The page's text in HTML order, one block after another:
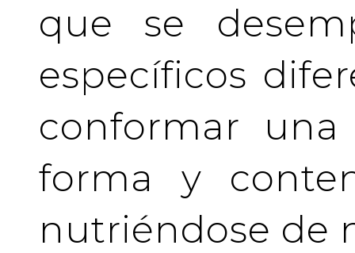
que se
específicos
conformar
forma y
nutriéndose de